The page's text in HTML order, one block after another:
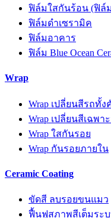
ฟิล์มใสกันร้อน (ฟิล์
ฟิล์มดำเซรามิค
ฟิล์มอาคาร
ฟิล์ม Blue Ocean
Wrap
Wrap เปลี่ยนสีรถทั้ง
Wrap เปลี่ยนสีเฉพา
Wrap ใสกันรอย
Wrap กันรอยภายใน
Ceramic Coating
ขัดสี ลบรอยขนแมว
ฟื้นฟูสภาพสีเต็มระ